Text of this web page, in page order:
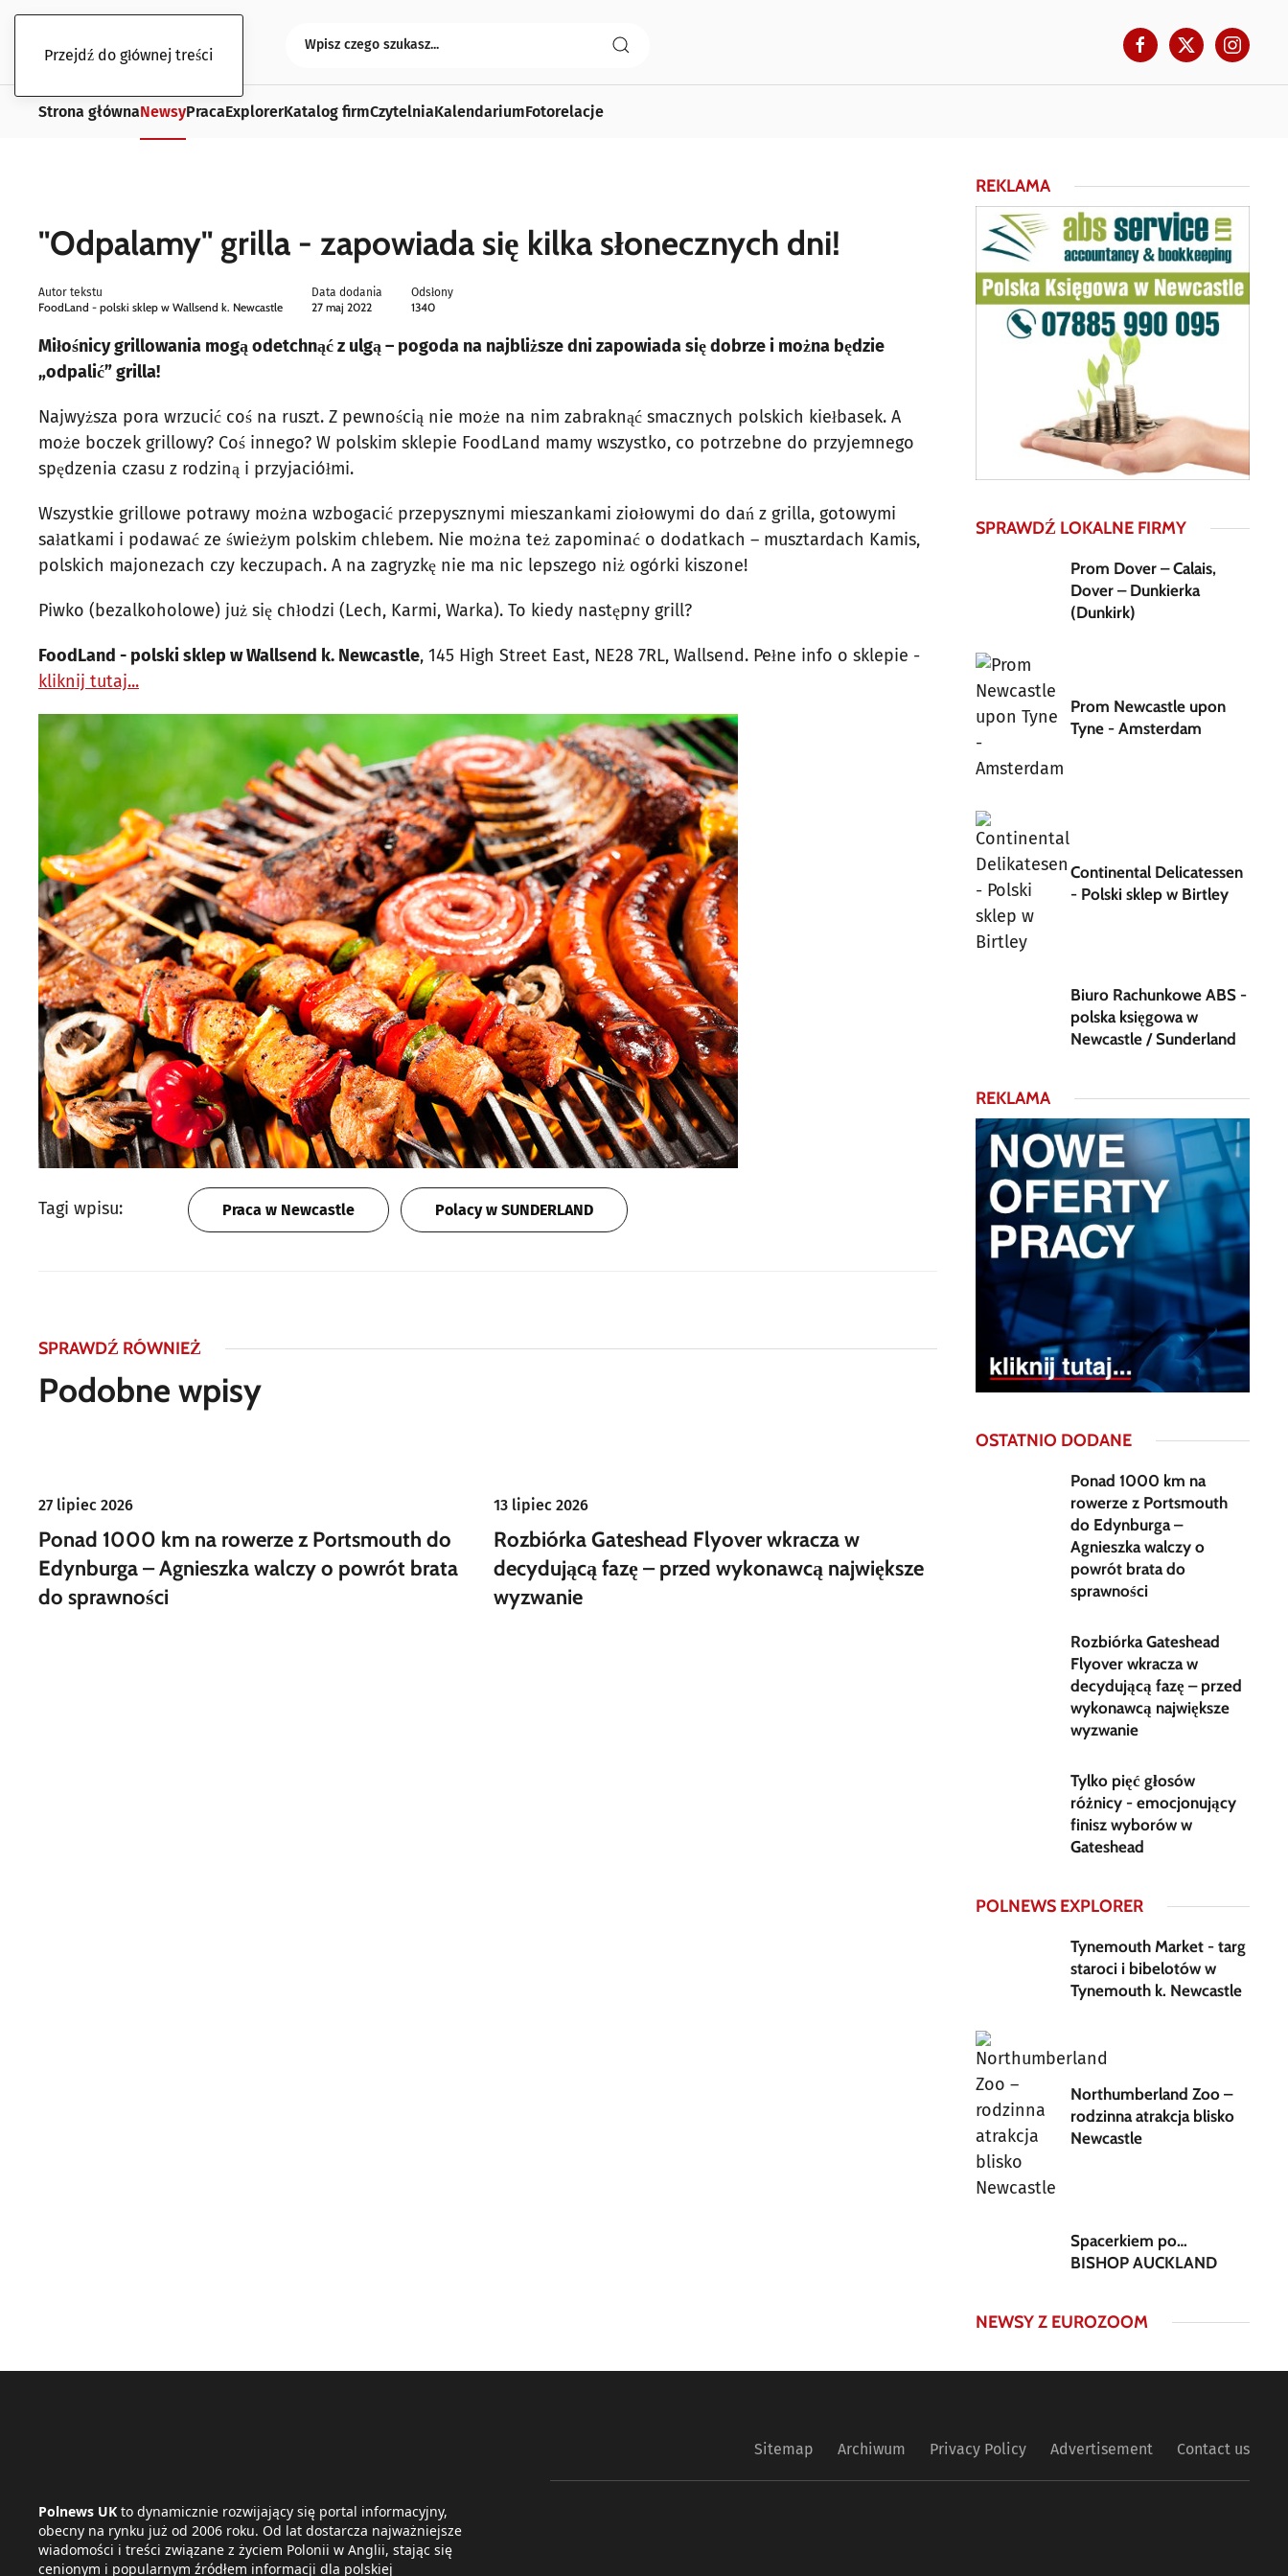
Przejdź do głównej treści
Strona głównaNewsyPracaExplorerKatalog firmCzytelniaKalendariumFotorelacje
"Odpalamy" grilla - zapowiada się kilka słonecznych dni!
Autor tekstu
FoodLand - polski sklep w Wallsend k. Newcastle
Data dodania
27 maj 2022
Odsłony
1340
Miłośnicy grillowania mogą odetchnąć z ulgą – pogoda na najbliższe dni zapowiada się dobrze i można będzie
„odpalić” grilla!
Najwyższa pora wrzucić coś na ruszt. Z pewnością nie może na nim zabraknąć smacznych polskich kiełbasek. A
może boczek grillowy? Coś innego? W polskim sklepie FoodLand mamy wszystko, co potrzebne do przyjemnego
spędzenia czasu z rodziną i przyjaciółmi.
Wszystkie grillowe potrawy można wzbogacić przepysznymi mieszankami ziołowymi do dań z grilla, gotowymi
sałatkami i podawać ze świeżym polskim chlebem. Nie można też zapominać o dodatkach – musztardach Kamis,
polskich majonezach czy keczupach. A na zagryzkę nie ma nic lepszego niż ogórki kiszone!
Piwko (bezalkoholowe) już się chłodzi (Lech, Karmi, Warka). To kiedy następny grill?
FoodLand - polski sklep w Wallsend k. Newcastle, 145 High Street East, NE28 7RL, Wallsend. Pełne info o sklepie -
kliknij tutaj...
Tagi wpisu: Praca w Newcastle Polacy w SUNDERLAND
SPRAWDŹ RÓWNIEŻ
Podobne wpisy
27 lipiec 2026
Ponad 1000 km na rowerze z Portsmouth do
Edynburga – Agnieszka walczy o powrót brata
do sprawności
13 lipiec 2026
Rozbiórka Gateshead Flyover wkracza w
decydującą fazę – przed wykonawcą największe
wyzwanie
REKLAMA
SPRAWDŹ LOKALNE FIRMY
Prom Dover – Calais,
Dover – Dunkierka
(Dunkirk)
Prom Newcastle upon
Tyne - Amsterdam
Continental Delicatessen
- Polski sklep w Birtley
Biuro Rachunkowe ABS -
polska księgowa w
Newcastle / Sunderland
REKLAMA
OSTATNIO DODANE
Ponad 1000 km na
rowerze z Portsmouth
do Edynburga –
Agnieszka walczy o
powrót brata do
sprawności
Rozbiórka Gateshead
Flyover wkracza w
decydującą fazę – przed
wykonawcą największe
wyzwanie
Tylko pięć głosów
różnicy - emocjonujący
finisz wyborów w
Gateshead
POLNEWS EXPLORER
Tynemouth Market - targ
staroci i bibelotów w
Tynemouth k. Newcastle
Northumberland Zoo –
rodzinna atrakcja blisko
Newcastle
Spacerkiem po…
BISHOP AUCKLAND
NEWSY Z EUROZOOM
Polnews UK to dynamicznie rozwijający się portal informacyjny,
obecny na rynku już od 2006 roku. Od lat dostarcza najważniejsze
wiadomości i treści związane z życiem Polonii w Anglii, stając się
cenionym i popularnym źródłem informacji dla polskiej
Sitemap Archiwum Privacy Policy Advertisement Contact us